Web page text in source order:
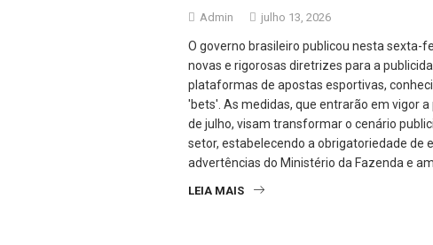
Admin julho 13, 2026
O governo brasileiro publicou nesta sexta-
novas e rigorosas diretrizes para a
plataformas de apostas esportivas,
'bets'. As medidas, que entrarão em vigor a
de julho, visam transformar o cenário
setor, estabelecendo a obrigatoriedade de
advertências do Ministério da Fazenda e
LEIA MAIS